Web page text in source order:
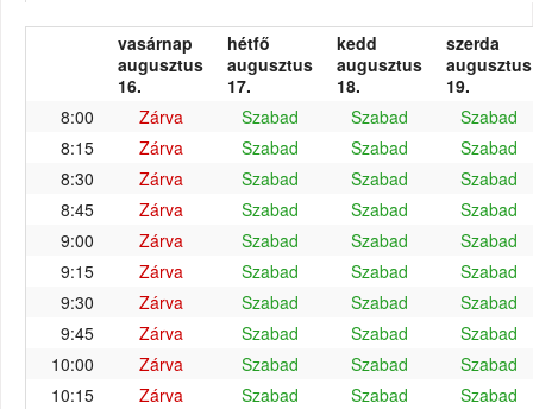
vasárnap
augusztus
16.
hétfő
augusztus
17.
kedd
augusztus
18.
szerda
augusztus
19.
8:00
Zárva Szabad Szabad
Szabad
8:15
Zárva Szabad Szabad
Szabad
8:30
Zárva Szabad Szabad
Szabad
8:45
Zárva Szabad Szabad
Szabad
9:00
Zárva Szabad Szabad
Szabad
9:15
Zárva Szabad Szabad
Szabad
9:30
Zárva Szabad Szabad
Szabad
9:45
Zárva Szabad Szabad
Szabad
10:00
Zárva Szabad Szabad
Szabad
10:15
Zárva Szabad Szabad
Szabad